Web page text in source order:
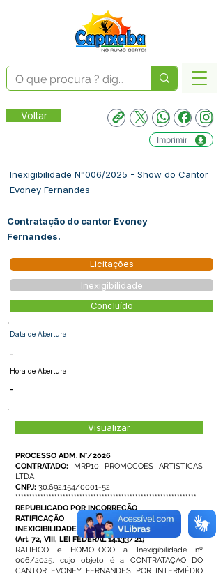
Voltar
Imprimir
Inexigibilidade N°006/2025 - Show do Cantor
Evoney Fernandes
Contratação do cantor Evoney
Fernandes.
Licitações
Inexigibilidade
Concluído
Data de Abertura
-
Hora de Abertura
-
Visualizar
PROCESSO ADM. N°/2026
CONTRATADO: MRP10 PROMOCOES ARTISTICAS
LTDA
CNPJ: 30.692.154/0001-52
*****************************************************************
REPUBLICADO POR INCORREÇÃO
RATIFICAÇÃO E HOMOLOGAÇÃO DE
INEXIGIBILIDADE DE LICITAÇÃO
(Art. 72, VIII, LEI FEDERAL 14.133/21)
RATIFICO e HOMOLOGO a Inexigibilidade nº
006/2025, cujo objeto é a CONTRATAÇÃO DO
CANTOR EVONEY FERNANDES, POR INTERMÉDIO